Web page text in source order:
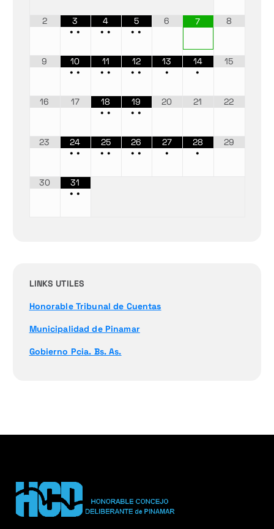
2
3
••
4
••
5
••
6 7 8
9
10
••
11
••
12
••
13
•
14
•
15
16 17
18
••
19
••
20 21 22
23
24
••
25
••
26
••
27
•
28
•
29
30
31
••
LINKS UTILES
Honorable Tribunal de Cuentas
Municipalidad de Pinamar
Gobierno Pcia. Bs. As.